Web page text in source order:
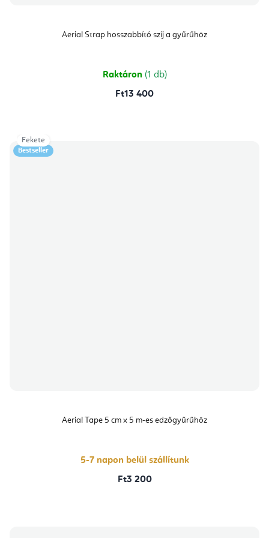
Aerial Strap hosszabbító szíj a gyűrűhöz
Raktáron (1 db)
Ft13 400
Bestseller
Aerial Tape 5 cm x 5 m-es edzőgyűrűhöz
5-7 napon belül szállítunk
Ft3 200
Fekete